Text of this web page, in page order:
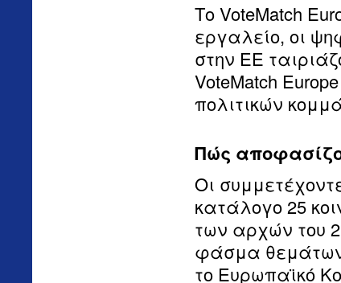
Το VoteMatch
εργαλείο, οι
στην ΕΕ
VoteMatch
πολιτικών
Πώς
Οι
κατάλογο 25
των αρχών του
φάσμα θεμάτων
το Ευρωπαϊκό